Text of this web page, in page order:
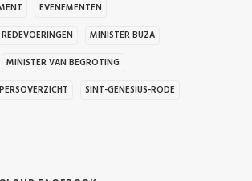
EVENEMENTEN
MINISTER BUZA
MINISTER VAN BEGROTING
PERSOVERZICHT
SINT-GENESIUS-RODE